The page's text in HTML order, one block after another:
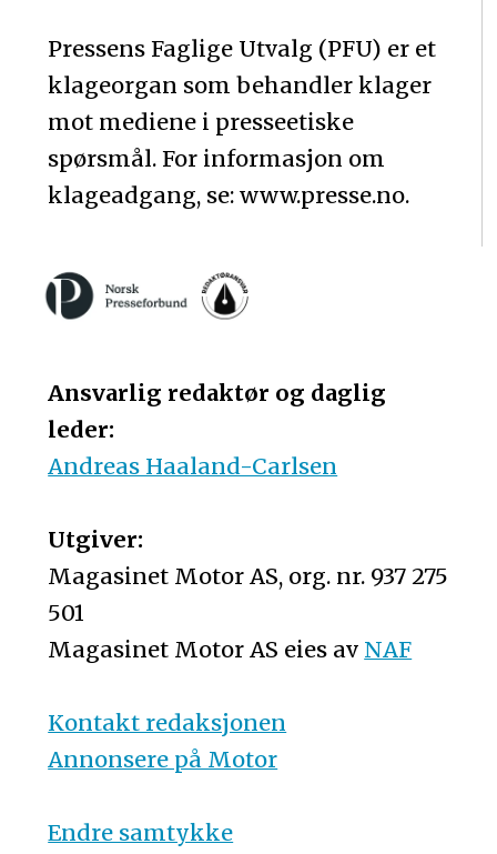
Pressens Faglige Utvalg (PFU) er et
klageorgan som behandler klager
mot mediene i presseetiske
spørsmål. For informasjon om
klageadgang, se: www.presse.no.
Ansvarlig redaktør og daglig
leder:
Andreas Haaland-Carlsen
Utgiver:
Magasinet Motor AS, org. nr. 937 275
501
Magasinet Motor AS eies av NAF
Kontakt redaksjonen
Annonsere på Motor
Endre samtykke